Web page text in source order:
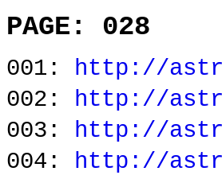
PAGE: 028
001: http://
002: http://
003: http://
004: http://